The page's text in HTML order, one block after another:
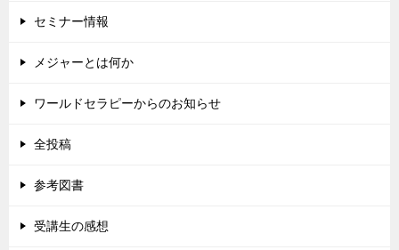
セミナー情報
メジャーとは何か
ワールドセラピーからのお知らせ
全投稿
参考図書
受講生の感想